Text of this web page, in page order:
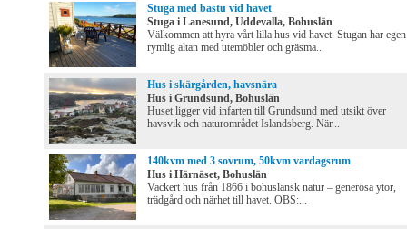
Stuga med bastu vid havet
Stuga i Lanesund, Uddevalla, Bohuslän
Välkommen att hyra vårt lilla hus vid havet. Stugan har egen
rymlig altan med utemöbler och gräsma...
Hus i skärgården, havsnära
Hus i Grundsund, Bohuslän
Huset ligger vid infarten till Grundsund med utsikt över
havsvik och naturområdet Islandsberg. När...
140kvm med 3 sovrum, 50kvm vardagsrum
Hus i Härnäset, Bohuslän
Vackert hus från 1866 i bohuslänsk natur – generösa ytor,
trädgård och närhet till havet. OBS:...